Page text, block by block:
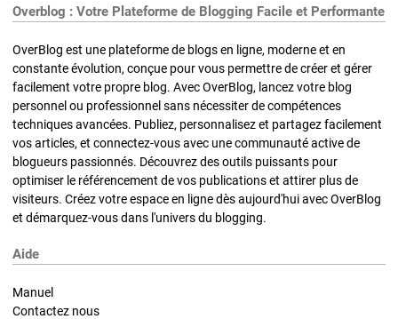
Overblog : Votre Plateforme de Blogging Facile et Performante
OverBlog est une plateforme de blogs en ligne, moderne et en
constante évolution, conçue pour vous permettre de créer et gérer
facilement votre propre blog. Avec OverBlog, lancez votre blog
personnel ou professionnel sans nécessiter de compétences
techniques avancées. Publiez, personnalisez et partagez facilement
vos articles, et connectez-vous avec une communauté active de
blogueurs passionnés. Découvrez des outils puissants pour
optimiser le référencement de vos publications et attirer plus de
visiteurs. Créez votre espace en ligne dès aujourd'hui avec OverBlog
et démarquez-vous dans l'univers du blogging.
Aide
Manuel
Contactez nous